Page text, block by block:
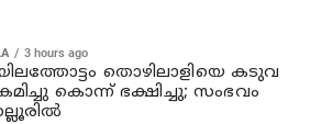
3 hours ago
തൊഴിലാളിയെ കടുവ
കൊന്ന് ഭക്ഷിച്ചു; സംഭവം